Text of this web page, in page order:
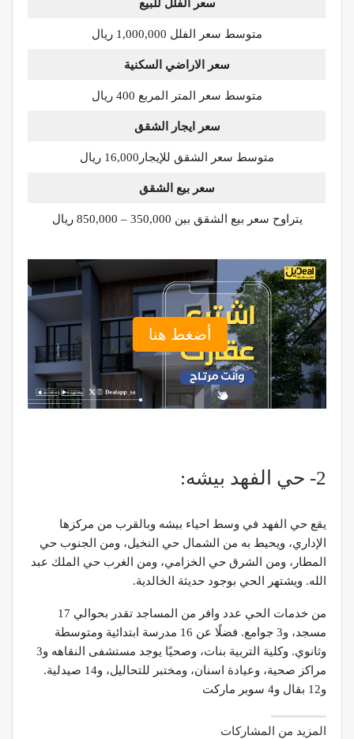
سعر الفلل للبيع
متوسط سعر الفلل 1,000,000 ريال
سعر الاراضي السكنية
متوسط سعر المتر المربع 400 ريال
سعر ايجار الشقق
متوسط سعر الشقق للإيجار16,000 ريال
سعر بيع الشقق
يتراوح سعر بيع الشقق بين 350,000 – 850,000 ريال
أضغط هنا
2- حي الفهد بيشه:
يقع حي الفهد في وسط احياء بيشه وبالقرب من مركزها
الإداري، ويحيط به من الشمال حي النخيل، ومن الجنوب حي
المطار، ومن الشرق حي الخزامي، ومن الغرب حي الملك عبد
الله. ويشتهر الحي بوجود حديثة الخالدية.
من خدمات الحي عدد وافر من المساجد تقدر بحوالي 17
مسجد، و3 جوامع. فضلًا عن 16 مدرسة ابتدائية ومتوسطة
وثانوي. وكلية التربية بنات، وصحيًا يوجد مستشفى النقاهه و3
مراكز صحية، وعيادة اسنان، ومختبر للتحاليل، و14 صيدلية.
و12 بقال و4 سوبر ماركت
المزيد من المشاركات